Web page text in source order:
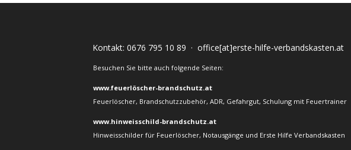
Kontakt:0676 795 10 89 ·office[at]erste-hilfe-verbandskasten.at
Besuchen Sie bitte auch folgende Seiten:
www.feuerlöscher-brandschutz.at
Feuerlöscher, Brandschutzzubehör, ADR, Gefahrgut, Schulung mit Feuertrainer
www.hinweisschild-brandschutz.at
Hinweisschilder für Feuerlöscher, Notausgänge und Erste Hilfe Verbandskasten